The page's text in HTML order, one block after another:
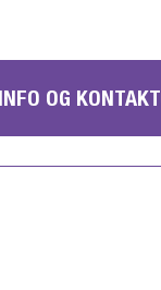
OG KONTAKT